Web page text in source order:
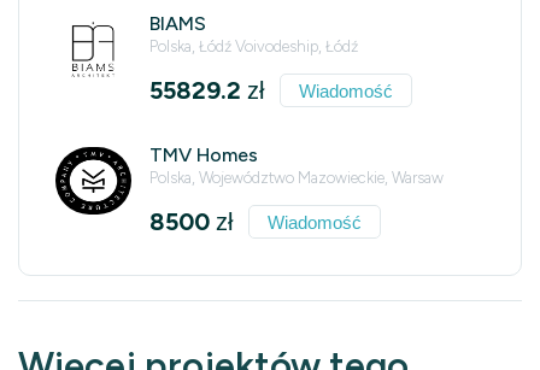
BIAMS
Polska, Łódź Voivodeship, Łódź
55829.2 zł Wiadomość
TMV Homes
Polska, Województwo Mazowieckie, Warsaw
8500 zł Wiadomość